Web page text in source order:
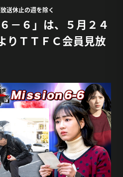
送休止の週を除く
－６」は、５月２４
りＴＴＦＣ会員見放